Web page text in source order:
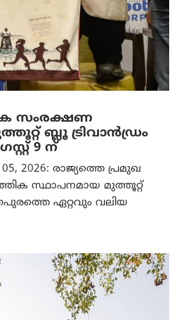
സംരക്ഷണ
ബ്ലൂ ട്രിവാൻഡ്രം
9 ന്
2026: രാജ്യത്തെ പ്രമുഖ
സ്ഥാപനമായ മുത്തൂറ്റ്
ഏറ്റവും വലിയ